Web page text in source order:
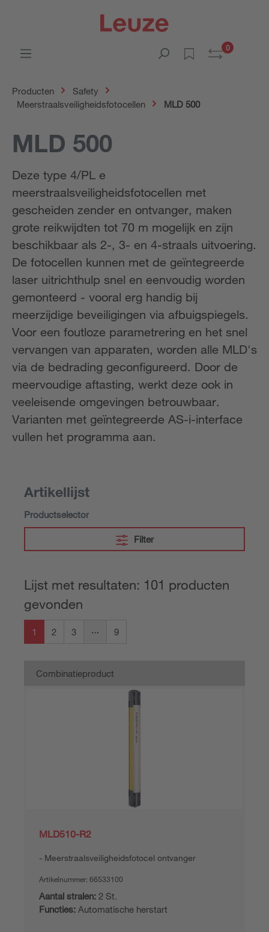
0
Producten
Safety
Meerstraalsveiligheidsfotocellen
MLD 500
MLD 500
Deze type 4/PL e
meerstraalsveiligheidsfotocellen met
gescheiden zender en ontvanger, maken
grote reikwijdten tot 70 m mogelijk en zijn
beschikbaar als 2-, 3- en 4-straals uitvoering.
De fotocellen kunnen met de geïntegreerde
laser uitrichthulp snel en eenvoudig worden
gemonteerd - vooral erg handig bij
meerzijdige beveiligingen via afbuigspiegels.
Voor een foutloze parametrering en het snel
vervangen van apparaten, worden alle MLD's
via de bedrading geconfigureerd. Door de
meervoudige aftasting, werkt deze ook in
veeleisende omgevingen betrouwbaar.
Varianten met geïntegreerde AS-i-interface
vullen het programma aan.
Artikellijst
Productselector
Filter
Lijst met resultaten: 101 producten
gevonden
1 2 3 9
Combinatieproduct
MLD510-R2
Meerstraalsveiligheidsfotocel ontvanger
Artikelnummer: 66533100
Aantal stralen: 2 St.
Functies: Automatische herstart